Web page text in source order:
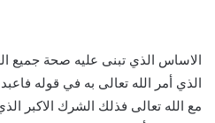
الاساس الذي تبنى عليه صحة جميع
الذي أمر الله تعالى به في قوله
مع الله تعالى فذلك الشرك الاكبر